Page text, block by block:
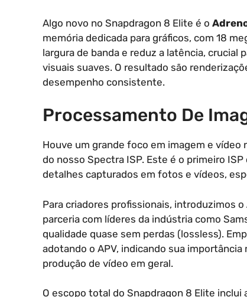
Algo novo no Snapdragon 8 Elite é o
memória dedicada para gráficos, com 18
largura de banda e reduz a latência, crucial
visuais suaves. O resultado são
desempenho consistente.
Processamento De
Houve um grande foco em imagem e
do nosso Spectra ISP. Este é o primeiro
detalhes capturados em fotos e vídeos,
Para criadores profissionais, introduzimos o
parceria com líderes da indústria como
qualidade quase sem perdas (lossless).
adotando o APV, indicando sua
produção de vídeo em geral.
O escopo total do Snapdragon 8 Elite inclui